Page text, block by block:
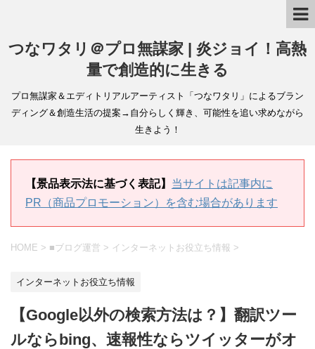
つなワタリ＠プロ無謀家 | 炎ジョイ！高熱
量で創造的に生きる
プロ無謀家＆エディトリアルアーティスト「つなワタリ」によるブラン
ディング＆創造生活の提案→自分らしく輝き、可能性を追い求めながら
生きよう！
【景品表示法に基づく表記】 当サイトは記事内に
PR（商品プロモーション）を含む場合があります
HOME > ■ブログ運営 > インターネットお役立ち情報 >
インターネットお役立ち情報
【Google以外の検索方法は？】翻訳ツー
ルならbing、速報性ならツイッターがオ